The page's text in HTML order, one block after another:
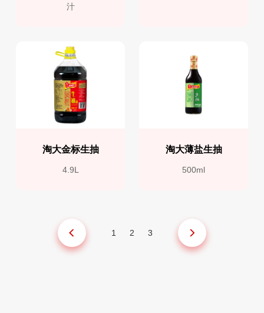
汁
淘大金标生抽
4.9L
淘大薄盐生抽
500ml
1 2 3